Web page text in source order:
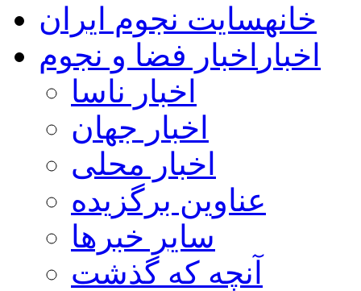
خانهسایت نجوم ایران
اخبار اخبار فضا و نجوم
اخبار ناسا
اخبار جهان
اخبار محلی
عناوین برگزیده
سایر خبرها
آنچه که گذشت